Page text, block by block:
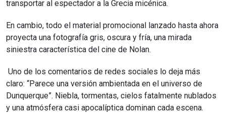
transportar al espectador a la Grecia micénica.
En cambio, todo el material promocional lanzado hasta ahora
proyecta una fotografía gris, oscura y fría, una mirada
siniestra característica del cine de Nolan.
Uno de los comentarios de redes sociales lo deja más
claro: “Parece una versión ambientada en el universo de
Dunquerque”. Niebla, tormentas, cielos fatalmente nublados
y una atmósfera casi apocalíptica dominan cada escena.